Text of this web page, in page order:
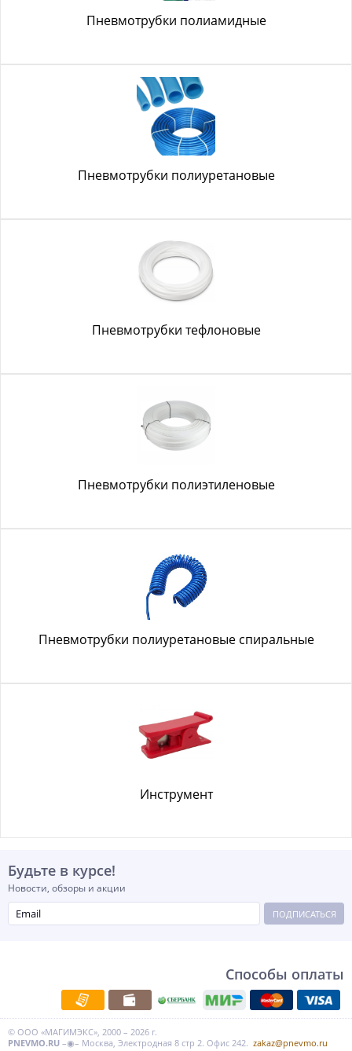
Пневмотрубки полиамидные
Пневмотрубки полиуретановые
Пневмотрубки тефлоновые
Пневмотрубки полиэтиленовые
Пневмотрубки полиуретановые спиральные
Инструмент
Будьте в курсе!
Новости, обзоры и акции
ПОДПИСАТЬСЯ
Способы оплаты
© ООО «МАГИМЭКС», 2000 – 2026 г.
PNEVMO.RU –◉– Москва, Электродная 8 стр 2. Офис 242. zakaz@pnevmo.ru